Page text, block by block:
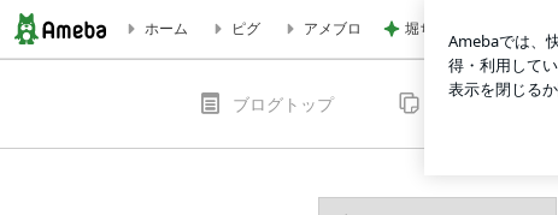
コトバを贈る… | 書道家 Art Caligrapher 高田 桂帆 takata
ホーム ピグ アメブロ 堀ちえみの夫 断った納
ブログトップ 記事一覧